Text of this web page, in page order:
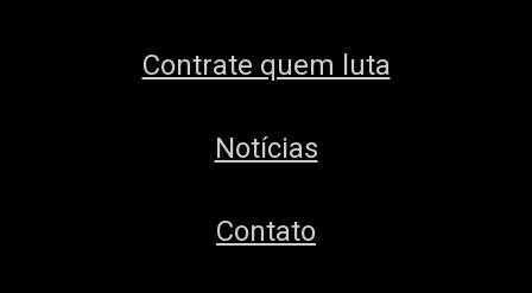
Contrate quem luta
Notícias
Contato